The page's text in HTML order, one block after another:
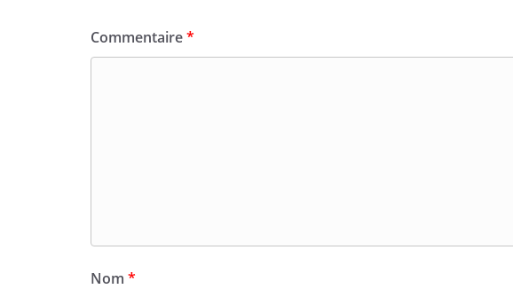
Commentaire*
Nom *